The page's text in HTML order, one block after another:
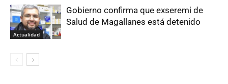
Actualidad
Gobierno confirma que exseremi de
Salud de Magallanes está detenido